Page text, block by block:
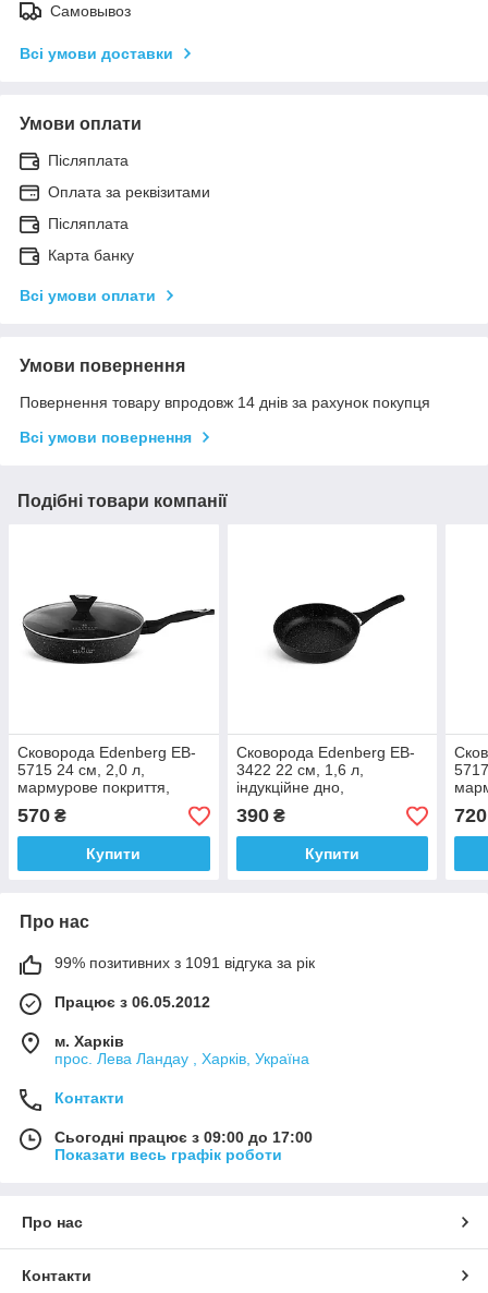
Самовывоз
Всі умови доставки
Умови оплати
Післяплата
Оплата за реквізитами
Післяплата
Карта банку
Всі умови оплати
Умови повернення
Повернення товару впродовж 14 днів за рахунок покупця
Всі умови повернення
Подібні товари компанії
Сковорода Edenberg EB-
5715 24 см, 2,0 л,
мармурове покриття,
скляна кришка, глибока
сковорода
570 ₴
Купити
Сковорода Edenberg EB-
3422 22 см, 1,6 л,
індукційне дно,
мармурове покриття, без
кришки
390₴
Купити
720
Про нас
99% позитивних з 1091 відгука за рік
Працює з 06.05.2012
м. Харків
прос. Лева Ландау , Харків, Україна
Контакти
Сьогодні працює з 09:00 до 17:00
Показати весь графік роботи
Про нас
Контакти